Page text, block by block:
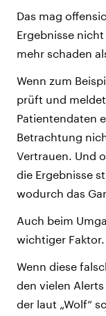
Das mag
Ergebnisse
mehr schaden
Wenn zum
prüft und
Patientendaten
Betrachtung
Vertrauen. Und
die Ergebnisse
wodurch das
Auch beim
wichtiger Faktor.
Wenn diese
den vielen
der laut „Wolf“